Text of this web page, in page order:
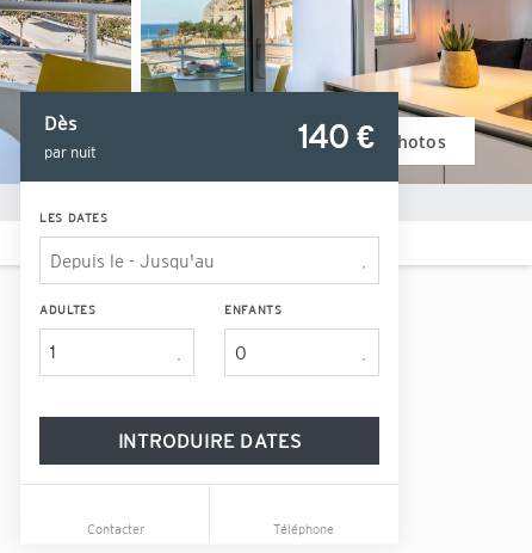
Voir photos
Dès
par nuit 140 €
LES DATES
ADULTES
1
ENFANTS
INTRODUIRE DATES
Contacter Téléphone